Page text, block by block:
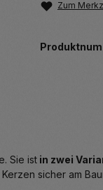
Zum
Sie ist in zwei
sicher am